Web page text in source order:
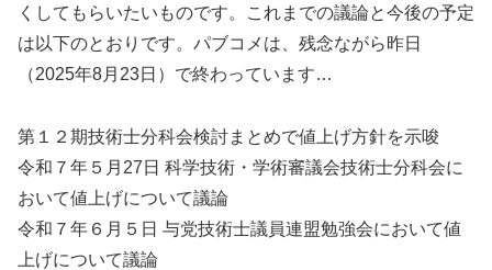
くしてもらいたいものです。これまでの議論と今後の予定
は以下のとおりです。パブコメは、残念ながら昨日
（2025年8月23日）で終わっています…
第１２期技術士分科会検討まとめで値上げ方針を示唆
令和７年５月27日 科学技術・学術審議会技術士分科会に
おいて値上げについて議論
令和７年６月５日 与党技術士議員連盟勉強会において値
上げについて議論